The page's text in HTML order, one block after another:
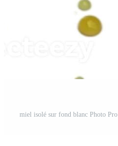
miel isolé sur fond blanc Photo Pro